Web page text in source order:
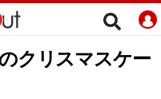
クリスマスケー